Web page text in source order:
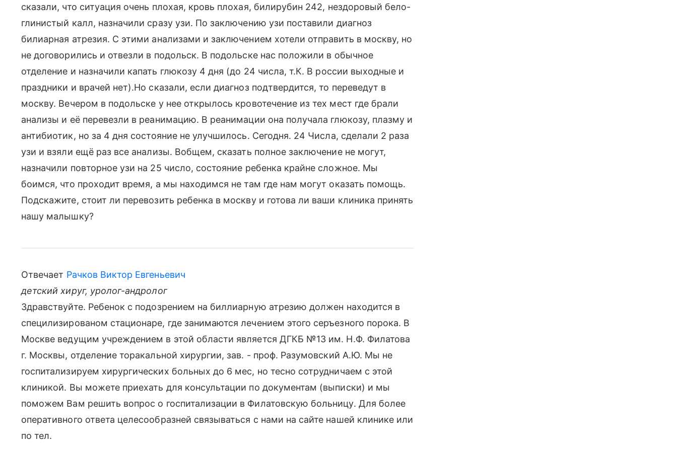
сказали, что ситуация очень плохая, кровь плохая, билирубин 242, нездоровый бело-
глинистый калл, назначили сразу узи. По заключению узи поставили диагноз
билиарная атрезия. С этими анализами и заключением хотели отправить в москву, но
не договорились и отвезли в подольск. В подольске нас положили в обычное
отделение и назначили капать глюкозу 4 дня (до 24 числа, т.К. В россии выходные и
праздники и врачей нет).Но сказали, если диагноз подтвердится, то переведут в
москву. Вечером в подольске у нее открылось кровотечение из тех мест где брали
анализы и её перевезли в реанимацию. В реанимации она получала глюкозу, плазму и
антибиотик, но за 4 дня состояние не улучшилось. Сегодня. 24 Числа, сделали 2 раза
узи и взяли ещё раз все анализы. Вобщем, сказать полное заключение не могут,
назначили повторное узи на 25 число, состояние ребенка крайне сложное. Мы
боимся, что проходит время, а мы находимся не там где нам могут оказать помощь.
Подскажите, стоит ли перевозить ребенка в москву и готова ли ваши клиника принять
нашу малышку?
Отвечает Рачков Виктор Евгеньевич
детский хируг, уролог-андролог
Здравствуйте. Ребенок с подозрением на биллиарную атрезию должен находится в
специлизированом стационаре, где занимаются лечением этого серъезного порока. В
Москве ведущим учреждением в этой области является ДГКБ №13 им. Н.Ф. Филатова
г. Москвы, отделение торакальной хирургии, зав. - проф. Разумовский А.Ю. Мы не
госпитализируем хирургических больных до 6 мес, но тесно сотрудничаем с этой
клиникой. Вы можете приехать для консультации по документам (выписки) и мы
поможем Вам решить вопрос о госпитализации в Филатовскую больницу. Для более
оперативного ответа целесообразней связываться с нами на сайте нашей клинике или
по тел.